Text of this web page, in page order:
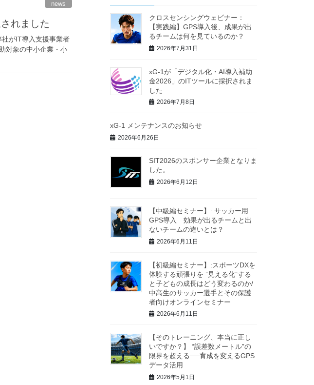
news
れました
社がIT導入支援事業者
対象の中小企業・小
クロスセンシングウェビナー：
【実践編】GPS導入後、成果が出
るチームは何を見ているのか？
2026年7月31日
xG-1が「デジタル化・AI導入補助
金2026」のITツールに採択されま
した
2026年7月8日
xG-1 メンテナンスのお知らせ
2026年6月26日
SIT2026のスポンサー企業となりま
した。
2026年6月12日
【中級編セミナー】: サッカー用
GPS導入 効果が出るチームと出
ないチームの違いとは？
2026年6月11日
【初級編セミナー】:スポーツDXを
体験する頑張りを ”見える化”する
と子どもの成長はどう変わるのか/
中高生のサッカー選手とその保護
者向けオンラインセミナー
2026年6月11日
【そのトレーニング、本当に正し
いですか？】 “誤差数メートル”の
限界を超える──育成を変えるGPS
データ活用
2026年5月1日